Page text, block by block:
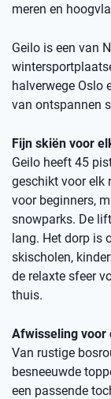
meren en
Geilo is een van
halverwege Oslo
van ontspannen
Fijn skiën voor
Geilo heeft 45
geschikt voor elk
voor beginners,
snowparks. De
lang. Het dorp is
skischolen,
de relaxte sfeer
thuis.
Afwisseling voor
Van rustige
besneeuwde
een passende